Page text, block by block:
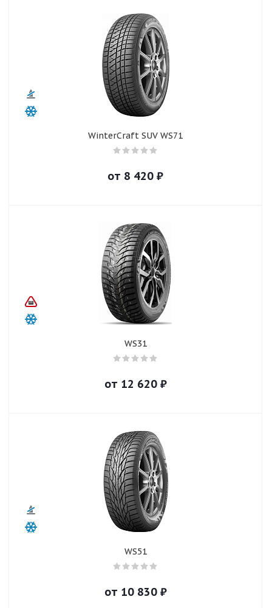
WinterCraft SUV WS71
от 8 420 ₽
WS31
от 12 620₽
WS51
от 10 830₽